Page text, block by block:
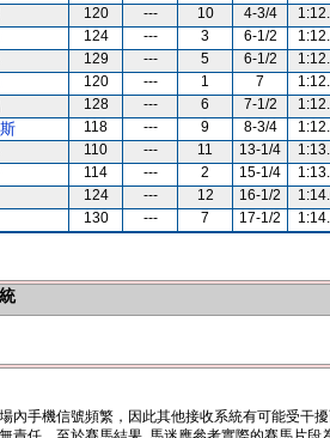
120 --- 10 4-3/4
124 --- 3 6-1/2
129 --- 5 6-1/2
120 --- 1 7
128 --- 6 7-1/2
118 --- 9 8-3/4
110 --- 11 13-1/4
114 --- 2 15-1/4
124 --- 12 16-1/2
130 --- 7 17-1/2
內手機信號頻繁，因此其他接收系統有可能受干